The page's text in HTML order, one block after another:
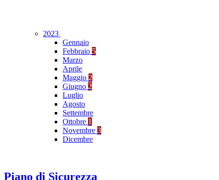
2023
Gennaio
Febbraio 5
Marzo
Aprile
Maggio 2
Giugno 2
Luglio
Agosto
Settembre
Ottobre 1
Novembre 3
Dicembre
Piano di Sicurezza